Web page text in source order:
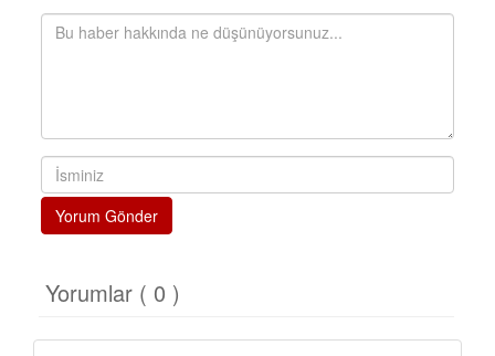
Yorum Gönder
Yorumlar ( 0 )